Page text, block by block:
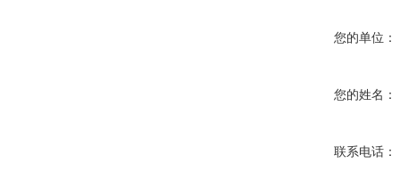
您的单位：
您的姓名：
联系电话：